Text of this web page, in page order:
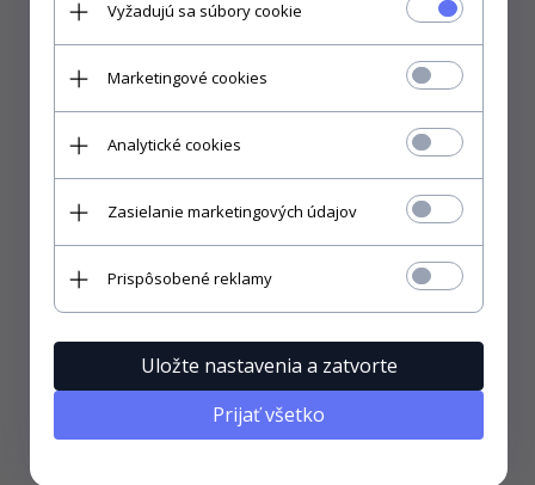
barviva
Vyžadujú sa súbory cookie
Marketingové cookies
Analytické cookies
Zasielanie marketingových údajov
Prispôsobené reklamy
Uložte nastavenia a zatvorte
Prijať všetko